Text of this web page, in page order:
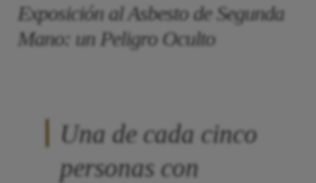
Exposición al Asbesto de Segunda
Mano: un Peligro Oculto
Una de cada cinco
personas con